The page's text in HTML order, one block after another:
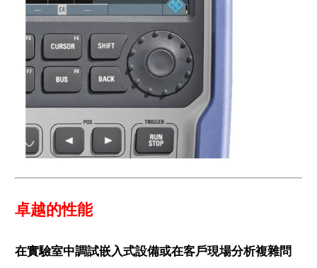
卓越的性能
在實驗室中調試嵌入式設備或在客戶現場分析複雜問